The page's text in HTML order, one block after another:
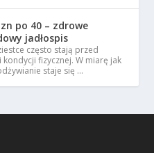
po 40 – zdrowe
jadłospis
często stają przed
fizycznej. W miarę jak
staje się …